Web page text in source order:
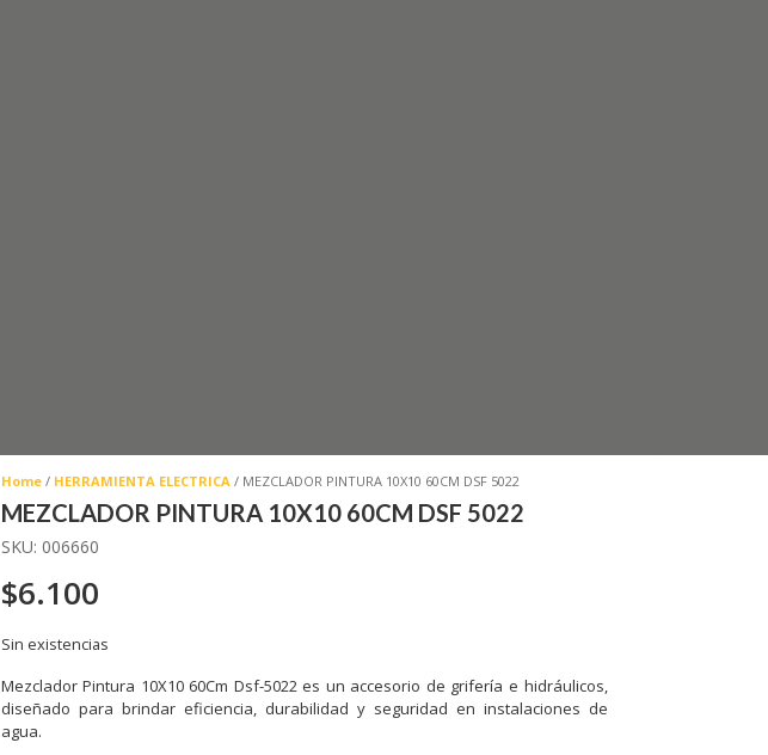
Home/ HERRAMIENTA ELECTRICA / MEZCLADOR PINTURA 10X10 60CM DSF 5022
MEZCLADOR PINTURA 10X10 60CM DSF 5022
SKU: 006660
$6.100
Sin existencias
Mezclador Pintura 10X10 60Cm Dsf-5022 es un accesorio de grifería e hidráulicos,
diseñado para brindar eficiencia, durabilidad y seguridad en instalaciones de
agua.